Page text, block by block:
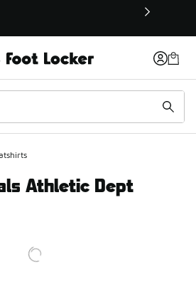
einem neuen Fenster
Athletic Dept